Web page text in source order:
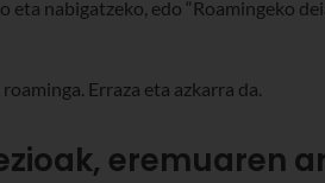
nabigatzeko, edo “Roamingeko
Erraza eta azkarra da.
eremuaren